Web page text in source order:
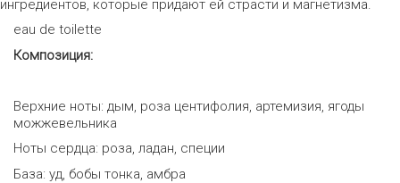
ингредиентов, которые придают ей страсти и магнетизма.
eau de toilette
Композиция:
Верхние ноты: дым, роза центифолия, артемизия, ягоды
можжевельника
Ноты сердца: роза, ладан, специи
База: уд, бобы тонка, амбра